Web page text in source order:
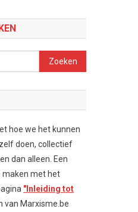
Zoeken
naar:
hoe we het kunnen
doen, collectief
dan alleen. Een
maken met het
"Inleiding tot
van Marxisme.be